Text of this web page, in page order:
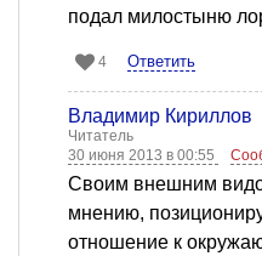
подал милостыню
4 Ответить
Владимир Кириллов
Читатель
30 июня 2013 в 00:55
Своим внешним
мнению,
отношение к